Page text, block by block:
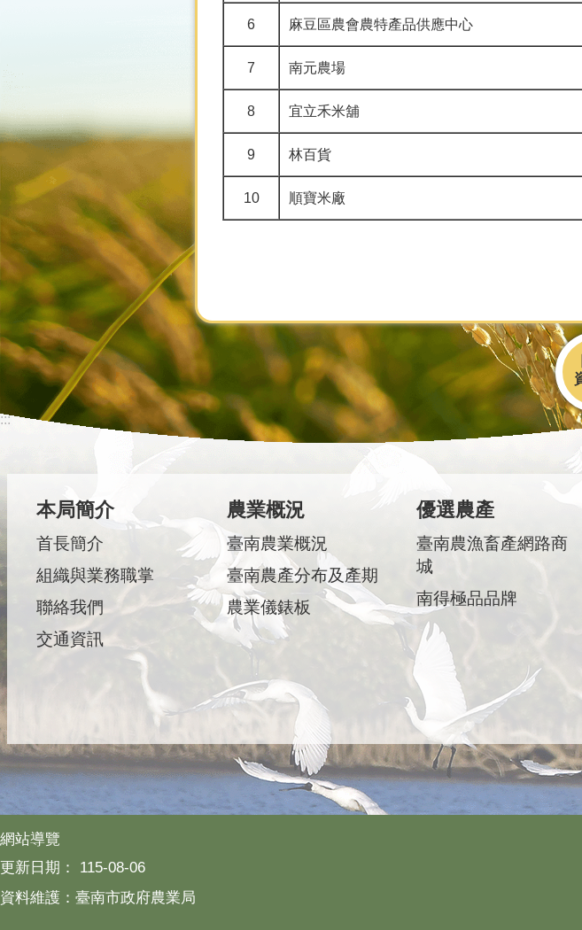
6 麻豆區農會農特產品供應中心
7 南元農場
8 宜立禾米舖
9 林百貨
10 順寶米廠
:::
本局簡介
首長簡介
組織與業務職掌
聯絡我們
交通資訊
農業概況
臺南農業概況
臺南農產分布及產期
農業儀錶板
優選農產
臺南農漁畜產網路商
城
南得極品品牌
網站導覽
更新日期：
115-08-06
資料維護：臺南市政府農業局